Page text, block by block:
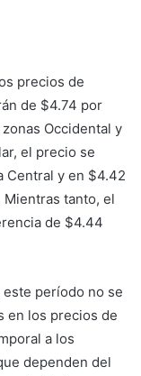
precios de
de $4.74 por
Occidental y
el precio se
Central y en $4.42
Mientras tanto, el
de $4.44
período no se
en los precios de
a los
dependen del